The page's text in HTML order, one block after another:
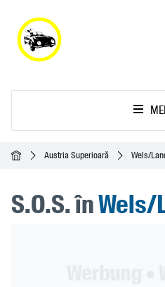
Acasă Austria Superioară Wels/
S.O.S. înWels/